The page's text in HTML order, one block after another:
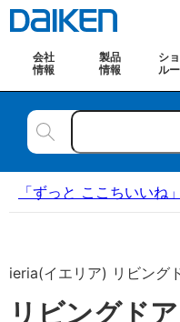
会社
情報
製品
情報
シ
ル
「ずっと ここちいい
ieria(イエリア) リビング
リビングド